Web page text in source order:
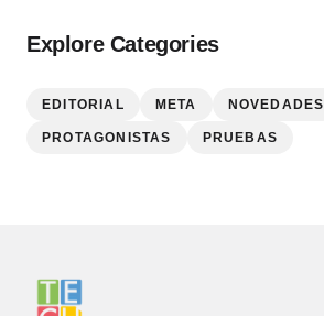
Explore Categories
EDITORIAL META NOVEDADES
PROTAGONISTAS PRUEBAS